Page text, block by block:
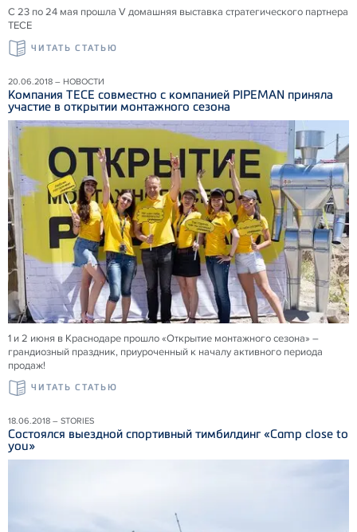
С 23 по 24 мая прошла V домашняя выставка стратегического партнера
ТЕСЕ
ЧИТАТЬ СТАТЬЮ
20.06.2018 – НОВОСТИ
Компания ТЕСЕ совместно с компанией PIPEMAN приняла
участие в открытии монтажного сезона
1 и 2 июня в Краснодаре прошло «Открытие монтажного сезона» –
грандиозный праздник, приуроченный к началу активного периода
продаж!
ЧИТАТЬ СТАТЬЮ
18.06.2018 – STORIES
Состоялся выездной спортивный тимбилдинг «Camp close to
you»